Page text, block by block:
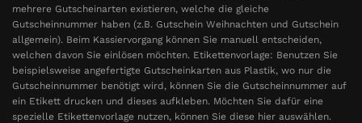
mehrere Gutscheinarten existieren, welche die gleiche
Gutscheinnummer haben (z.B. Gutschein Weihnachten und Gutschein
allgemein). Beim Kassiervorgang können Sie manuell entscheiden,
welchen davon Sie einlösen möchten. Etikettenvorlage: Benutzen Sie
beispielsweise angefertigte Gutscheinkarten aus Plastik, wo nur die
Gutscheinnummer benötigt wird, können Sie die Gutscheinnummer auf
ein Etikett drucken und dieses aufkleben. Möchten Sie dafür eine
spezielle Etikettenvorlage nutzen, können Sie diese hier auswählen.